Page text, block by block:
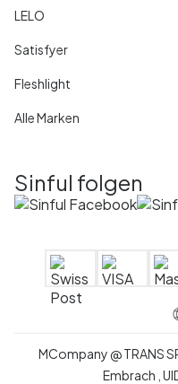
LELO
Satisfyer
Fleshlight
Alle Marken
Sinful folgen
MCompany@TRANS
Embrach ,